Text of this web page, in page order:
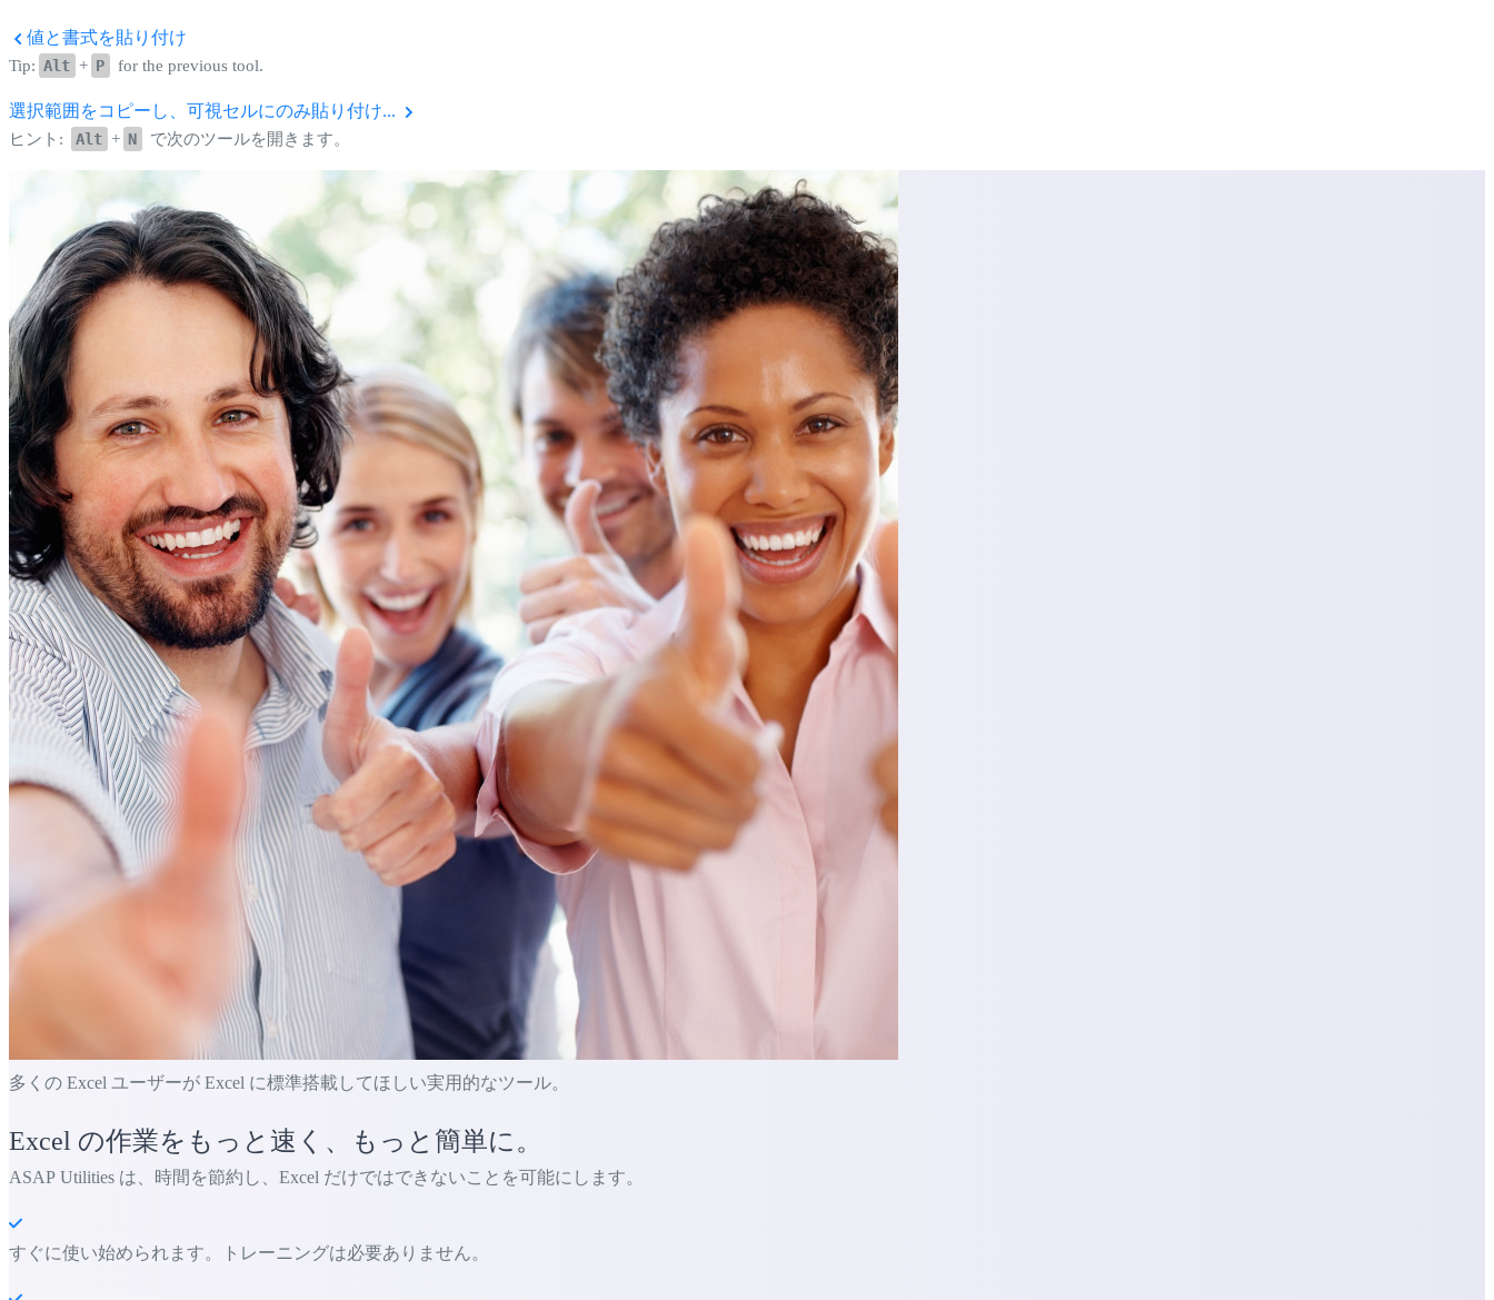
値と書式を貼り付け
Tip: Alt + P for the previous tool.
選択範囲をコピーし、可視セルにのみ貼り付け...
ヒント: Alt + N で次のツールを開きます。
多くの Excel ユーザーが Excel に標準搭載してほしい実用的なツール。
Excel の作業をもっと速く、もっと簡単に。
ASAP Utilities は、時間を節約し、Excel だけではできないことを可能にします。
すぐに使い始められます。トレーニングは必要ありません。